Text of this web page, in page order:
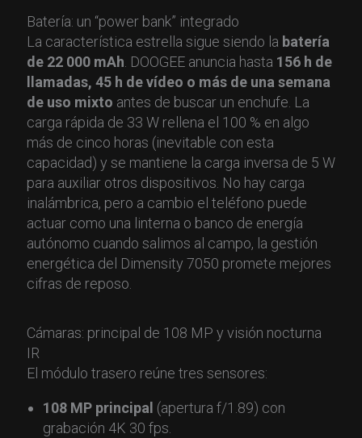
Batería: un “power bank” integrado
La característica estrella sigue siendo la batería
de 22 000 mAh . DOOGEE anuncia hasta 156 h de
llamadas, 45 h de vídeo o más de una semana
de uso mixto antes de buscar un enchufe. La
carga rápida de 33 W rellena el 100 % en algo
más de cinco horas (inevitable con esta
capacidad) y se mantiene la carga inversa de 5 W
para auxiliar otros dispositivos. No hay carga
inalámbrica, pero a cambio el teléfono puede
actuar como una linterna o banco de energía
autónomo cuando salimos al campo, la gestión
energética del Dimensity 7050 promete mejores
cifras de reposo.
Cámaras: principal de 108 MP y visión nocturna
IR
El módulo trasero reúne tres sensores:
108 MP principal (apertura f/1.89) con
grabación 4K 30 fps.